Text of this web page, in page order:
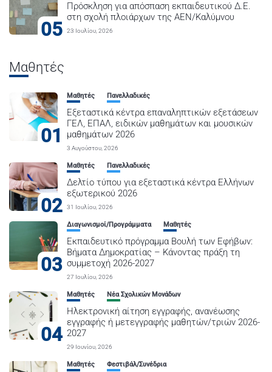
05
Πρόσκληση για απόσπαση εκπαιδευτικού Δ.Ε.
στη σχολή πλοιάρχων της ΑΕΝ/Καλύμνου
23 Ιουλίου, 2026
Μαθητές
01
Μαθητές Πανελλαδικές
Εξεταστικά κέντρα επαναληπτικών εξετάσεων
ΓΕΛ, ΕΠΑΛ, ειδικών μαθημάτων και μουσικών
μαθημάτων 2026
3 Αυγούστου, 2026
02
Μαθητές Πανελλαδικές
Δελτίο τύπου για εξεταστικά κέντρα Ελλήνων
εξωτερικού 2026
31 Ιουλίου, 2026
03
Διαγωνισμοί/Προγράμματα Μαθητές
Εκπαιδευτικό πρόγραμμα Βουλή των Εφήβων:
Βήματα Δημοκρατίας – Κάνοντας πράξη τη
συμμετοχή 2026-2027
27 Ιουλίου, 2026
04
Μαθητές Νέα Σχολικών Μονάδων
Ηλεκτρονική αίτηση εγγραφής, ανανέωσης
εγγραφής ή μετεγγραφής μαθητών/τριών 2026-
2027
29 Ιουνίου, 2026
Μαθητές Φεστιβάλ/Συνέδρια